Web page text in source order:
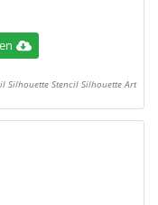
Silhouette Stencil Silhouette Art